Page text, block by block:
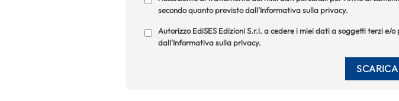
secondo quanto previsto dall'Informativa sulla privacy.
Autorizzo EdiSES Edizioni S.r.l. a cedere i miei dati a soggetti terzi
dall'Informativa sulla privacy.